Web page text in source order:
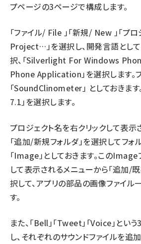
プページの3ページで構成します。
「ファイル/ File 」「新規/ New 」「プ
Project…」を選択し、開発言語とし
択、「Silverlight For Windows
Phone Application」を選択します。
「SoundClinometer」 としておきま
7.1」を選択します。
プロジェクト名を右クリックして表示
「追加/新規フォルダ」を選択してフォ
「Image」としておきます。この
して表示されるメニューから「追加/
択して、アプリの部品の画像ファイル
す。
また、「Bell」「Tweet」「Voice」とい
し、それぞれのサウンドファイルを追